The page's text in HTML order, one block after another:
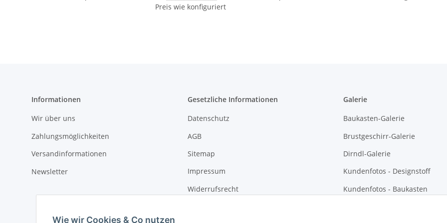
Polsterung
Preis wie konfiguriert
Informationen
Wir über uns
Zahlungsmöglichkeiten
Versandinformationen
Newsletter
Gesetzliche Informationen
Datenschutz
AGB
Sitemap
Impressum
Widerrufsrecht
Galerie
Baukasten-Galerie
Brustgeschirr-Galerie
Dirndl-Galerie
Kundenfotos - Designstoff
Kundenfotos - Baukasten
Wie wir Cookies & Co nutzen